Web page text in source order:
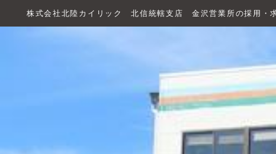
株式会社北陸カイリック 北信統轄支店 金沢営業所の採用・